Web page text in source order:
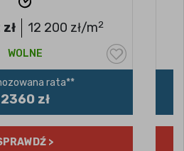
zł 12 200 zł/m2
WOLNE
rata**
2360 zł
>